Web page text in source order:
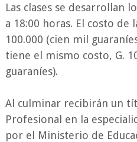
Las clases se desarrollan
a 18:00 horas. El costo de
100.000 (cien mil
tiene el mismo costo, G.
guaraníes).
Al culminar recibirán un
Profesional en la
por el Ministerio de